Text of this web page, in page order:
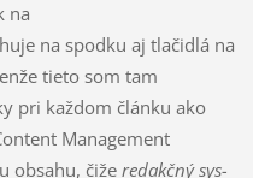
na
na spodku aj tlačidlá na
tieto som tam
pri každom článku ako
Management
obsahu, čiže redakčný sys­